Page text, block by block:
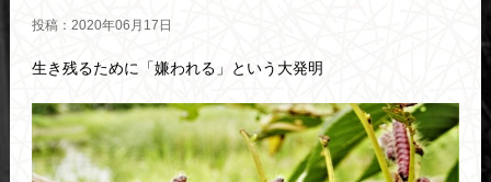
投稿：2020年06月17日
生き残るために「嫌われる」という大発明